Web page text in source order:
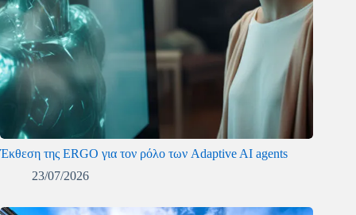
Έκθεση της ERGO για τον ρόλο των Adaptive AI agents
23/07/2026